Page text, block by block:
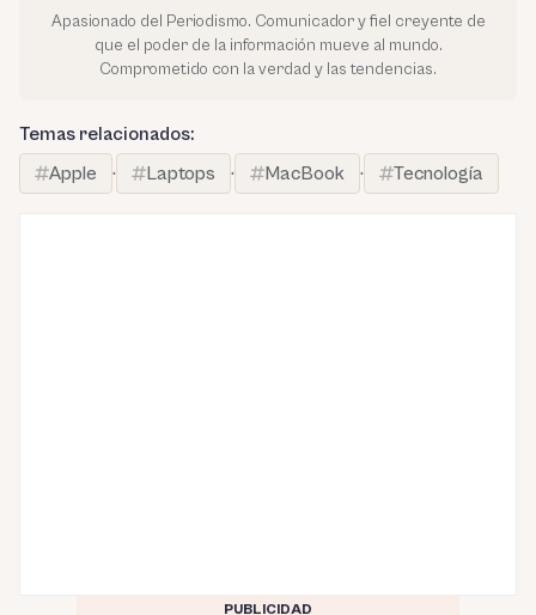
Apasionado del Periodismo. Comunicador y fiel creyente de
que el poder de la información mueve al mundo.
Comprometido con la verdad y las tendencias.
Temas relacionados:
Apple
· Laptops · MacBook · Tecnología
PUBLICIDAD